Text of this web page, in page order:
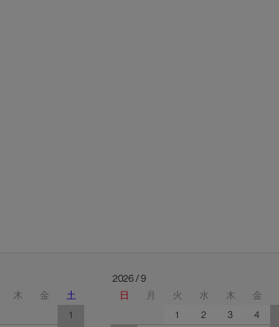
木 金
土
1
2026 / 9
日
月 火 水 木 金
1
2 3 4